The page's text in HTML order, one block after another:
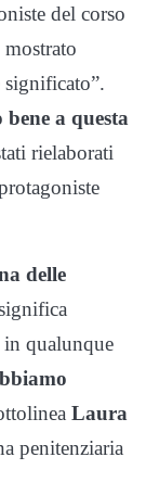
del corso
significato”.
a questa
rielaborati
delle
in qualunque
Laura
penitenziaria